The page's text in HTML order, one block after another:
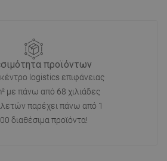
προϊόντων
logistics επιφάνειας
με πάνω από 68 χιλιάδες
παρέχει πάνω από 1
διαθέσιμα προϊόντα!